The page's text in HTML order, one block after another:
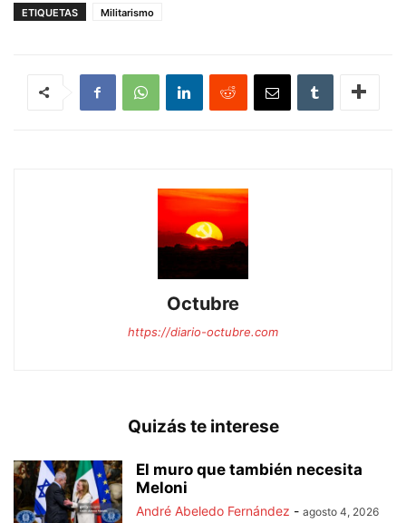
ETIQUETAS
Militarismo
Octubre
https://diario-octubre.com
Quizás te interese
El muro que también necesita
Meloni
André Abeledo Fernández - agosto 4, 2026